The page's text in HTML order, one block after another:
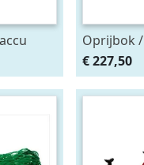
+
Oprijbok
2stuks
€ 227,50